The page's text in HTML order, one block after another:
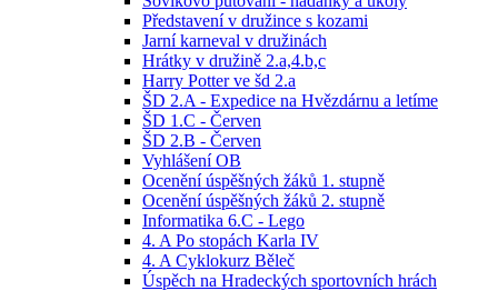
Představení v družince s kozami
Jarní karneval v družinách
Hrátky v družině 2.a,4.b,c
Harry Potter ve šd 2.a
ŠD 2.A - Expedice na Hvězdárnu a letíme
ŠD 1.C - Červen
ŠD 2.B - Červen
Vyhlášení OB
Ocenění úspěšných žáků 1. stupně
Ocenění úspěšných žáků 2. stupně
Informatika 6.C - Lego
4. A Po stopách Karla IV
4. A Cyklokurz Běleč
Úspěch na Hradeckých sportovních hrách